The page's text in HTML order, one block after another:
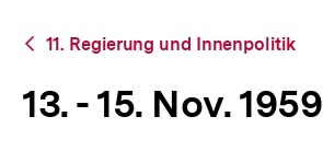
bpb.de
Zurück
Übersicht
11. Regierung und Innenpolitik
13. - 15. Nov. 1959